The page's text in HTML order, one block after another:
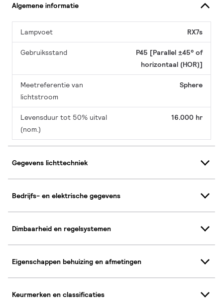
Algemene informatie
Lampvoet RX7s
Gebruiksstand
P45 [Parallel ±45° of
horizontaal (HOR)]
Meetreferentie van
lichtstroom
Sphere
Levensduur tot 50% uitval
(nom.)
16.000 hr
Gegevens lichttechniek
Bedrijfs- en elektrische gegevens
Dimbaarheid en regelsystemen
Eigenschappen behuizing en afmetingen
Keurmerken en classificaties